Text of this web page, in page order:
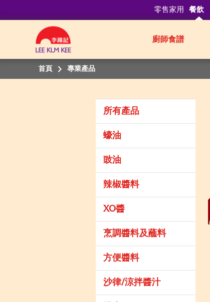
零售家用 餐飲
廚師食譜
首頁 專業產品
所有產品
蠔油
豉油
辣椒醬料
XO醬
烹調醬料及蘸料
方便醬料
沙律/涼拌醬汁